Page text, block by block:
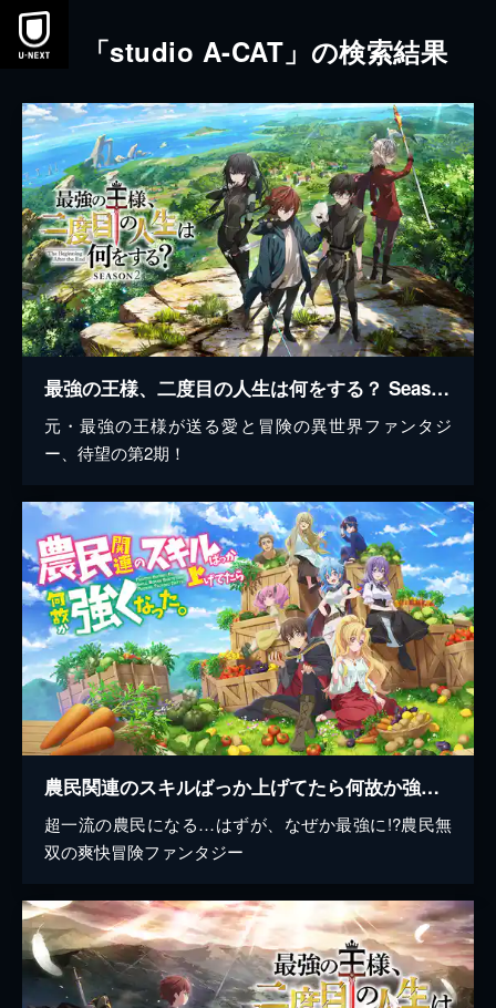
本文へスキップ
「studio A-CAT」の検索結果
最強の王様、二度目の人生は何をする？ Season 2
元・最強の王様が送る愛と冒険の異世界ファンタジ
ー、待望の第2期！
農民関連のスキルばっか上げてたら何故か強くなった。
超一流の農民になる…はずが、なぜか最強に!?農民無
双の爽快冒険ファンタジー